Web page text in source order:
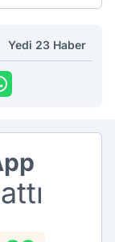
Yedi 23 Haber